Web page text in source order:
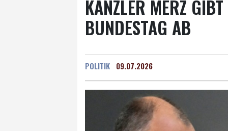
KANZLER MERZ
BUNDESTAG AB
POLITIK 09.07.2026